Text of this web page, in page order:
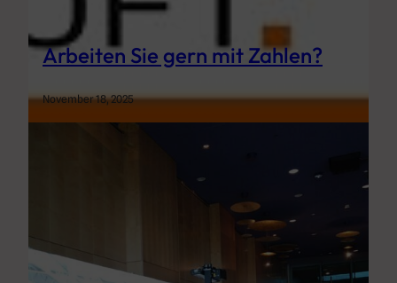
Arbeiten Sie gern mit Zahlen?
November 18, 2025